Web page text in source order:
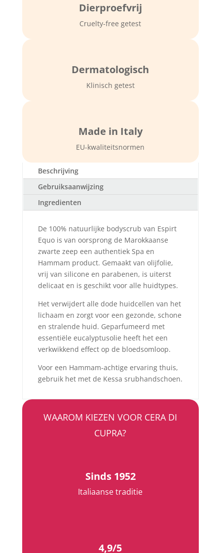
Dierproefvrij
Cruelty-free getest
Dermatologisch
Klinisch getest
Made in Italy
EU-kwaliteitsnormen
Beschrijving
Gebruiksaanwijzing
Ingredienten
De 100% natuurlijke bodyscrub van Espirt
Equo is van oorsprong de Marokkaanse
zwarte zeep een authentiek Spa en
Hammam product. Gemaakt van olijfolie,
vrij van silicone en parabenen, is uiterst
delicaat en is geschikt voor alle huidtypes.
Het verwijdert alle dode huidcellen van het
lichaam en zorgt voor een gezonde, schone
en stralende huid. Geparfumeerd met
essentiële eucalyptusolie heeft het een
verkwikkend effect op de bloedsomloop.
Voor een Hammam-achtige ervaring thuis,
gebruik het met de Kessa srubhandschoen.
WAAROM KIEZEN VOOR CERA DI
CUPRA?
Sinds 1952
Italiaanse traditie
4,9/5